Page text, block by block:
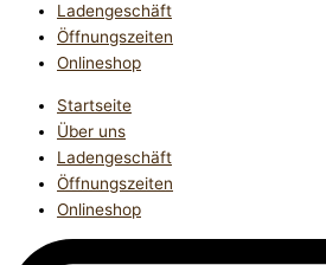
Ladengeschäft
Öffnungszeiten
Onlineshop
Startseite
Über uns
Ladengeschäft
Öffnungszeiten
Onlineshop